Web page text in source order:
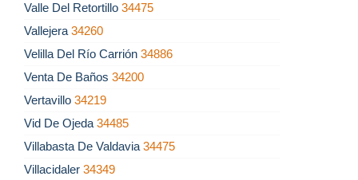
Valle Del Retortillo 34475
Vallejera 34260
Velilla Del Río Carrión 34886
Venta De Baños 34200
Vertavillo 34219
Vid De Ojeda 34485
Villabasta De Valdavia 34475
Villacidaler 34349